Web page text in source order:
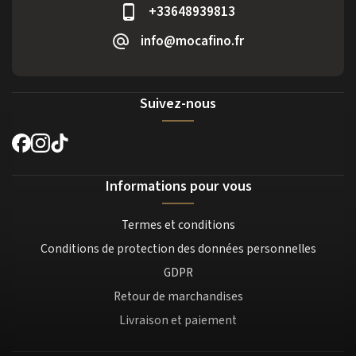
+33648939813
info@mocafino.fr
Suivez-nous
Informations pour vous
Termes et conditions
Conditions de protection des données personnelles
GDPR
Retour de marchandises
Livraison et paiement